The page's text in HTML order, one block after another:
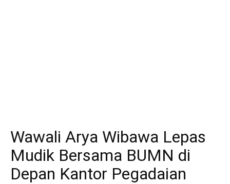
Wawali Arya Wibawa Lepas
Mudik Bersama BUMN di
Depan Kantor Pegadaian